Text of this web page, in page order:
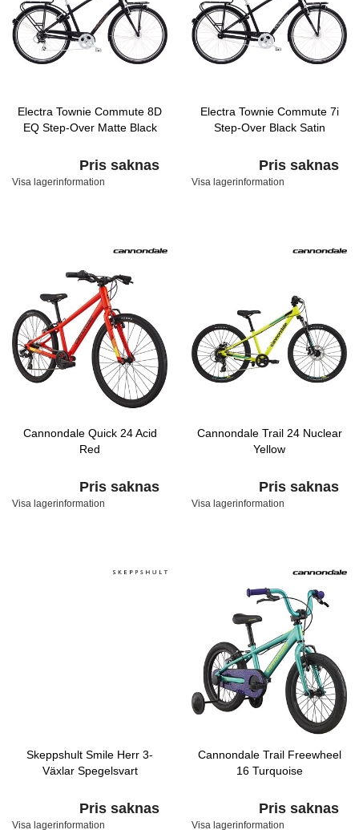
Electra Townie Commute 8D
EQ Step-Over Matte Black
Pris saknas
Visa lagerinformation
Electra Townie Commute 7i
Step-Over Black Satin
Pris saknas
Visa lagerinformation
Cannondale Quick 24 Acid
Red
Pris saknas
Visa lagerinformation
Cannondale Trail 24 Nuclear
Yellow
Pris saknas
Visa lagerinformation
Skeppshult Smile Herr 3-
Växlar Spegelsvart
Pris saknas
Visa lagerinformation
Cannondale Trail Freewheel
16 Turquoise
Pris saknas
Visa lagerinformation